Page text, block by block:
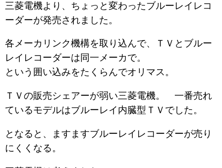
三菱電機より、ちょっと変わったブルーレイレコ
ーダーが発売されました。
各メーカリンク機構を取り込んで、ＴＶとブルー
レイレコーダーは同一メーカで。
という囲い込みをたくらんでオリマス。
ＴＶの販売シェアーが弱い三菱電機。 一番売れ
ているモデルはブルーレイ内臓型ＴＶでした。
となると、ますますブルーレイレコーダーが売り
にくくなる。